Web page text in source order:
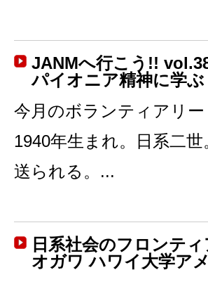
JANMへ行こう!!
パイオニア精神に学ぶ
今月のボランティアリ
1940年生まれ。日系二
送られる。...
日系社会のフロンテ
オガワ ハワイ大学ア